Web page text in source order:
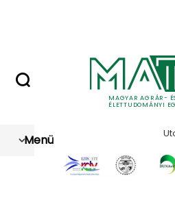
MAGYAR AGRÁR-
ÉLETTUDOMÁNYI
Dunavin -
Menü